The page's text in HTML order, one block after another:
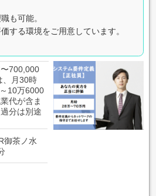
も可能。
する環境をご用意しています。
700,000
月30時
10万6000
代が含ま
分は別途
御茶ノ水